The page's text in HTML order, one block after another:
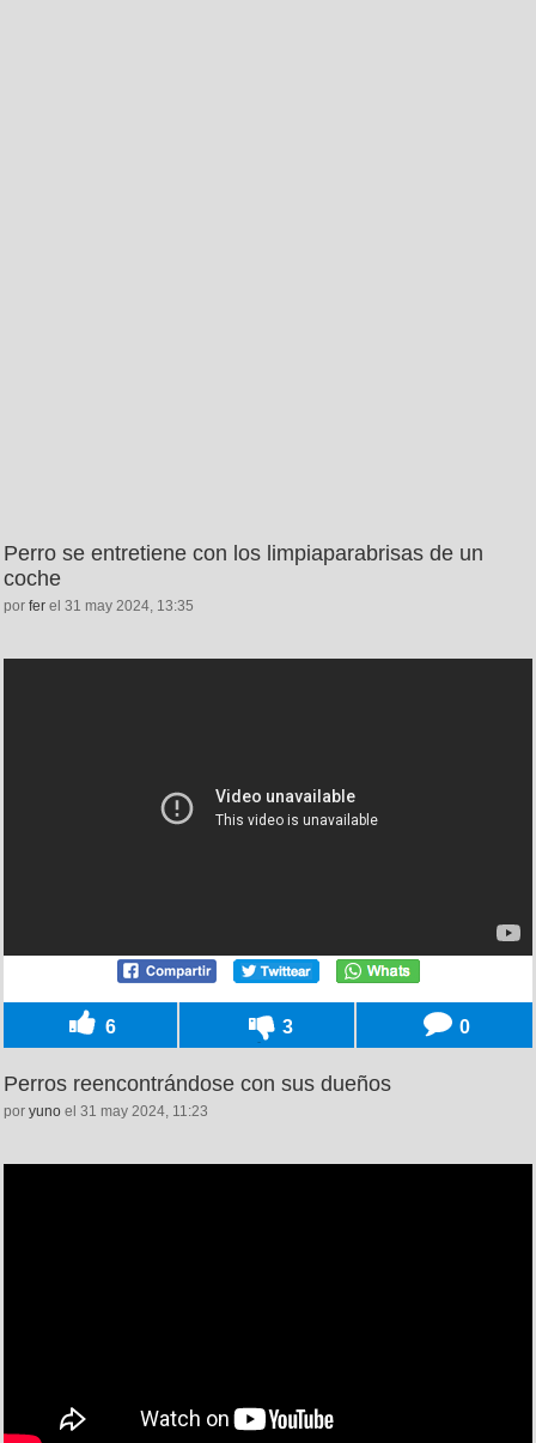
Perro se entretiene con los limpiaparabrisas de un
coche
por fer el 31 may 2024, 13:35
6 3 0
Perros reencontrándose con sus dueños
por yuno el 31 may 2024, 11:23